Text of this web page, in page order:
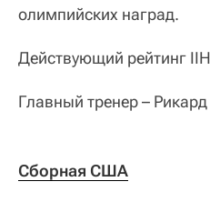
олимпийских наград.
Действующий рейтинг
Главный тренер –
Сборная США